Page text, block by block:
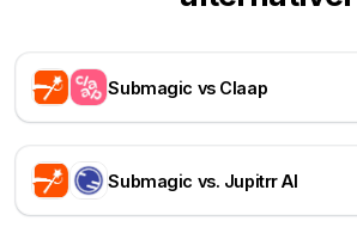
Submagic vs Claap
Submagic vs. Jupitrr AI